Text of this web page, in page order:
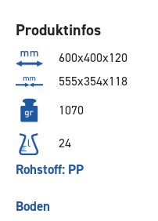
Produktinfos
600x400x120
555x354x118
1070
24
Rohstoff: PP
Boden